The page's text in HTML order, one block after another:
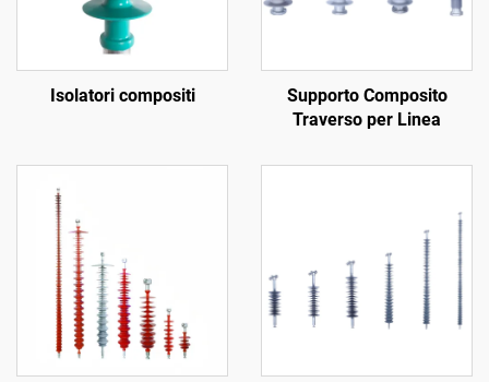
Isolatori compositi
Supporto Composito
Traverso per Linea